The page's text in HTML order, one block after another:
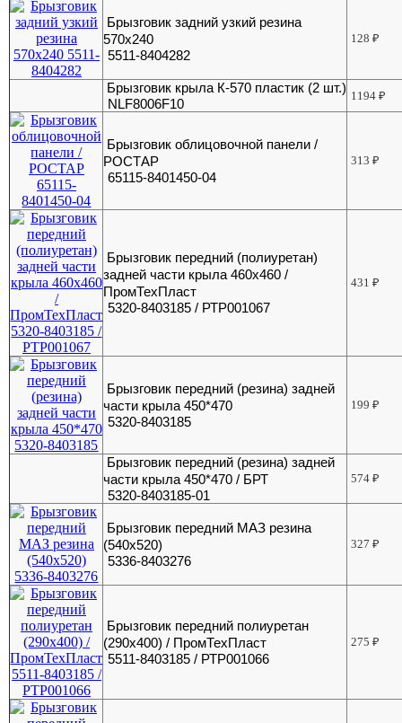
Брызговик задний узкий резина
570х240
5511-8404282
128₽
Брызговик крыла К-570 пластик (2 шт.)
NLF8006F10
1194₽
Брызговик облицовочной панели /
РОСТАР
65115-8401450-04
313₽
Брызговик передний (полиуретан)
задней части крыла 460х460 /
ПромТехПласт
5320-8403185 / РТР001067
431₽
Брызговик передний (резина) задней
части крыла 450*470
5320-8403185
199₽
Брызговик передний (резина) задней
части крыла 450*470 / БРТ
5320-8403185-01
574₽
Брызговик передний МАЗ резина
(540х520)
5336-8403276
327₽
Брызговик передний полиуретан
(290х400) / ПромТехПласт
5511-8403185 / РТР001066
275₽